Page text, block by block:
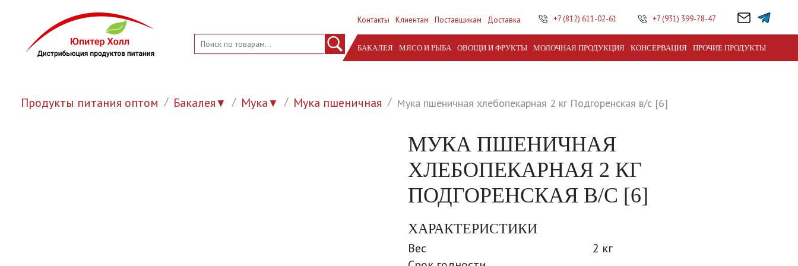
Контакты Клиентам Поставщикам Доставка +7 (812) 611-02-61 +7 (931) 399-78-47
БАКАЛЕЯ МЯСО И РЫБА ОВОЩИ И ФРУКТЫ МОЛОЧНАЯ ПРОДУКЦИЯ КОНСЕРВАЦИЯ ПРОЧИЕ ПРОДУКТЫ
Продукты питания оптом Бакалея▼ Мука▼ Мука пшеничная Мука пшеничная хлебопекарная 2 кг Подгоренская в/с [6]
МУКА ПШЕНИЧНАЯ
ХЛЕБОПЕКАРНАЯ 2 КГ
ПОДГОРЕНСКАЯ В/С [6]
ХАРАКТЕРИСТИКИ
Вес
2 кг